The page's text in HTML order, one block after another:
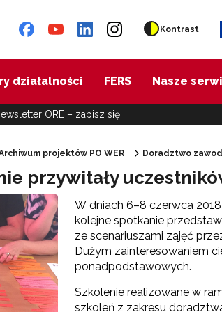
Kontrast
działalności FERS Nasze
ORE – zapisz się!
pedagogiczna"
trenerów"
projektów PO WER Doradztwo
przywitały
W dniach 6–8 czerwca
kolejne spotkanie
ze scenariuszami zajęć
Dużym zainteresowaniem
ponadpodstawowych.
Szkolenie realizowane w
szkoleń z zakresu